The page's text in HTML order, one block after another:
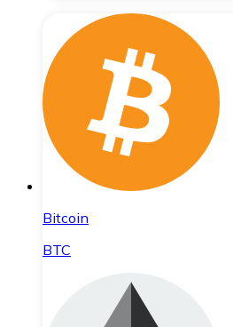
Bitcoin
BTC